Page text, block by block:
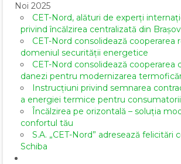
Noi 2025
CET-Nord, alături de experți
privind încălzirea centralizată din Brașov
CET-Nord consolidează cooperarea
domeniul securității energetice
CET-Nord consolidează cooperarea
danezi pentru modernizarea
Instrucțiuni privind semnarea
a energiei termice pentru
Încălzirea pe orizontală – soluția
confortul tău
S.A. „CET-Nord” adresează felicitări
Schiba